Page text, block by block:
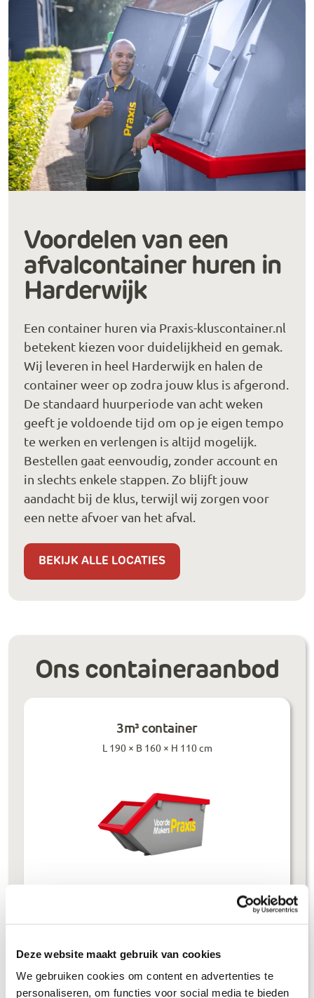
Deze website maakt gebruik van cookies
We gebruiken cookies om content en advertenties te
personaliseren, om functies voor social media te bieden
Voordelen van een
afvalcontainer huren in
Harderwijk
Een container huren via Praxis-kluscontainer.nl
betekent kiezen voor duidelijkheid en gemak.
Wij leveren in heel Harderwijk en halen de
container weer op zodra jouw klus is afgerond.
De standaard huurperiode van acht weken
geeft je voldoende tijd om op je eigen tempo
te werken en verlengen is altijd mogelijk.
Bestellen gaat eenvoudig, zonder account en
in slechts enkele stappen. Zo blijft jouw
aandacht bij de klus, terwijl wij zorgen voor
een nette afvoer van het afval.
BEKIJK ALLE LOCATIES
Ons containeraanbod
3m³ container
L 190 × B 160 × H 110 cm
Puinafval €179